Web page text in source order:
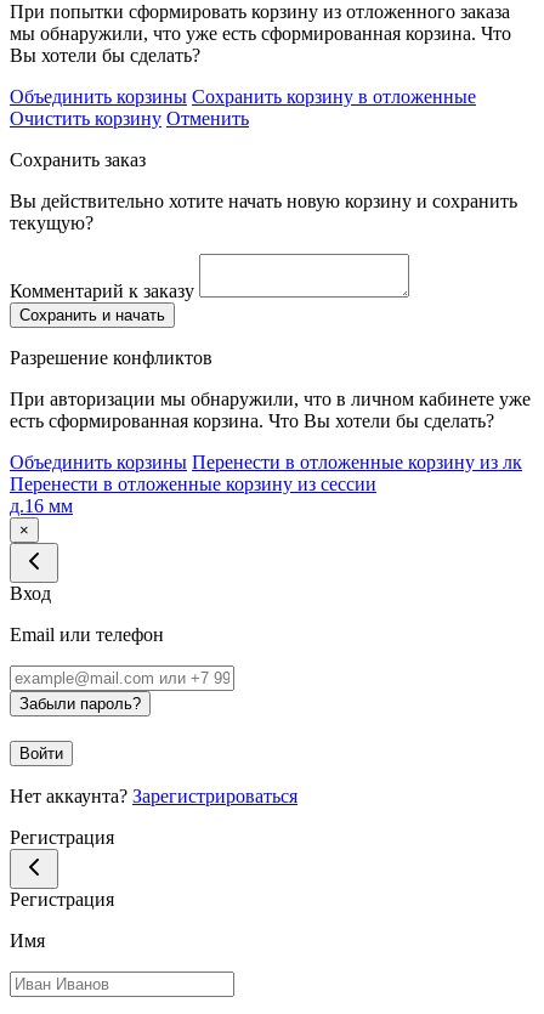
При попытки сформировать корзину из отложенного заказа
мы обнаружили, что уже есть сформированная корзина. Что
Вы хотели бы сделать?
Объединить корзины Сохранить корзину в отложенные
Очистить корзину Отменить
Сохранить заказ
Вы действительно хотите начать новую корзину и сохранить
текущую?
Комментарий к заказу
Сохранить и начать
Разрешение конфликтов
При авторизации мы обнаружили, что в личном кабинете уже
есть сформированная корзина. Что Вы хотели бы сделать?
Объединить корзины Перенести в отложенные корзину из лк
Перенести в отложенные корзину из сессии
д.16 мм
×
Вход
Email или телефон
Забыли пароль?
Войти
Нет аккаунта? Зарегистрироваться
Регистрация
Регистрация
Имя